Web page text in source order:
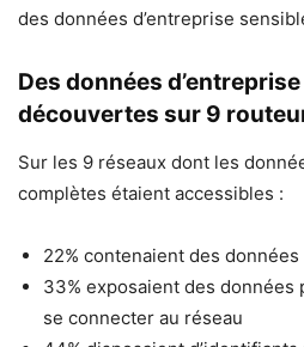
des données d’entreprise
Des données
découvertes sur 9
Sur les 9 réseaux dont les
complètes étaient accessibles :
22% contenaient des
33% exposaient des données
se connecter au réseau